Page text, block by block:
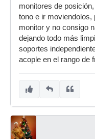
monitores de
tono e ir moviendolos,
monitor y no consigo
dejando todo más
soportes
acople en el rango de